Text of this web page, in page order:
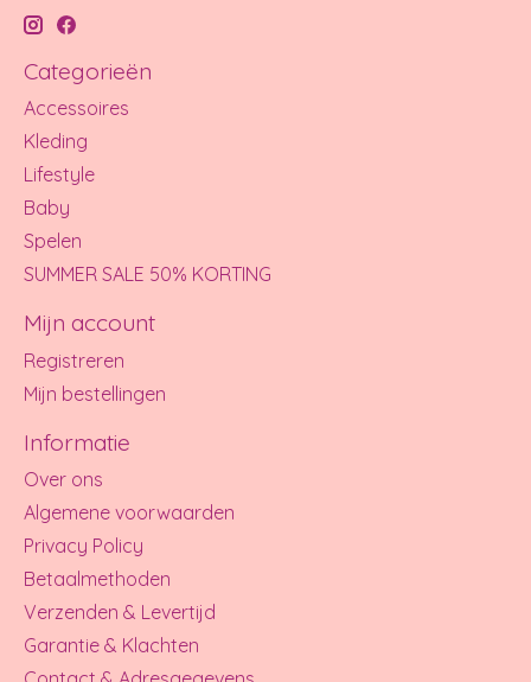
Categorieën
Accessoires
Kleding
Lifestyle
Baby
Spelen
SUMMER SALE 50% KORTING
Mijn account
Registreren
Mijn bestellingen
Informatie
Over ons
Algemene voorwaarden
Privacy Policy
Betaalmethoden
Verzenden & Levertijd
Garantie & Klachten